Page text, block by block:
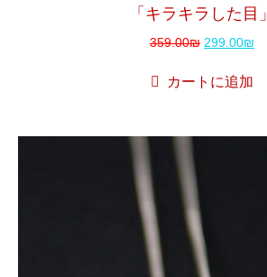
「キラキラした目」
359.00₪ 299.00₪
カートに追加